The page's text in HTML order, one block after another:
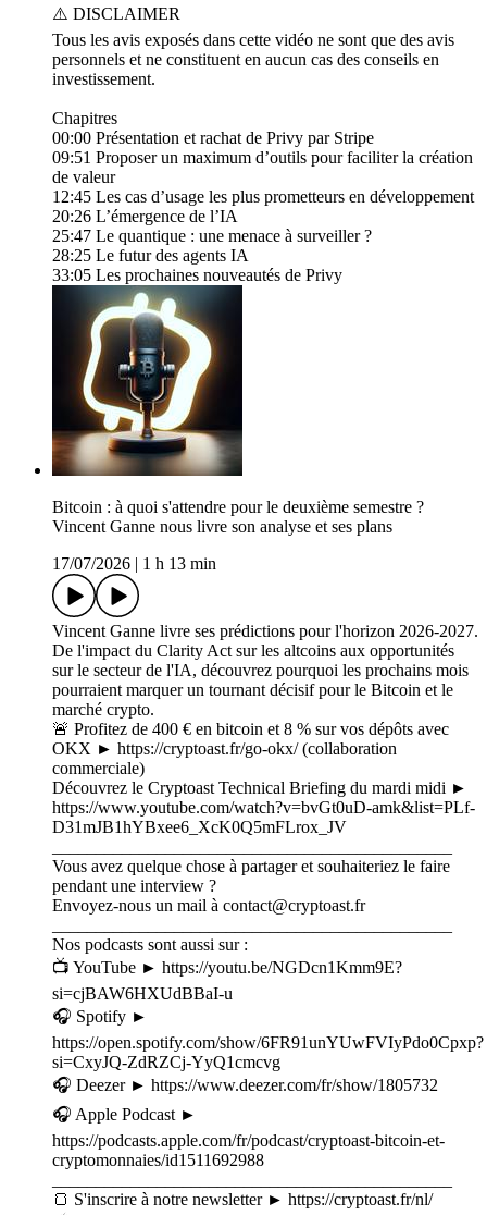
⚠️ DISCLAIMER
Tous les avis exposés dans cette vidéo ne sont que des avis
personnels et ne constituent en aucun cas des conseils en
investissement.
Chapitres
00:00 Présentation et rachat de Privy par Stripe
09:51 Proposer un maximum d’outils pour faciliter la création
de valeur
12:45 Les cas d’usage les plus prometteurs en développement
20:26 L’émergence de l’IA
25:47 Le quantique : une menace à surveiller ?
28:25 Le futur des agents IA
33:05 Les prochaines nouveautés de Privy
Bitcoin : à quoi s'attendre pour le deuxième semestre ?
Vincent Ganne nous livre son analyse et ses plans
17/07/2026 | 1 h 13 min
Vincent Ganne livre ses prédictions pour l'horizon 2026-2027.
De l'impact du Clarity Act sur les altcoins aux opportunités
sur le secteur de l'IA, découvrez pourquoi les prochains mois
pourraient marquer un tournant décisif pour le Bitcoin et le
marché crypto.
🚨 Profitez de 400 € en bitcoin et 8 % sur vos dépôts avec
OKX ► https://cryptoast.fr/go-okx/ (collaboration
commerciale)
Découvrez le Cryptoast Technical Briefing du mardi midi ►
https://www.youtube.com/watch?v=bvGt0uD-amk&list=PLf-
D31mJB1hYBxee6_XcK0Q5mFLrox_JV
Vous avez quelque chose à partager et souhaiteriez le faire
pendant une interview ?
Envoyez-nous un mail à ⁠⁠⁠⁠⁠⁠⁠⁠⁠contact@cryptoast.fr⁠⁠⁠⁠⁠⁠⁠⁠⁠
Nos podcasts sont aussi sur :
📺 YouTube ► ⁠⁠⁠⁠⁠⁠⁠⁠⁠⁠⁠⁠⁠⁠⁠⁠https://youtu.be/NGDcn1Kmm9E?
si=cjBAW6HXUdBBaI-u⁠⁠⁠⁠⁠⁠⁠⁠⁠⁠⁠⁠⁠⁠⁠⁠
🎧 Spotify ►
⁠⁠⁠⁠⁠⁠⁠⁠⁠⁠⁠⁠⁠⁠⁠⁠https://open.spotify.com/show/6FR91unYUwFVIyPdo0Cpxp?
si=CxyJQ-ZdRZCj-YyQ1cmcvg⁠⁠⁠⁠⁠⁠⁠⁠⁠⁠⁠⁠⁠⁠⁠⁠
🎧 Deezer ► ⁠⁠⁠⁠⁠⁠⁠⁠⁠⁠⁠⁠⁠⁠⁠⁠https://www.deezer.com/fr/show/1805732⁠⁠⁠⁠⁠⁠⁠⁠⁠⁠⁠⁠⁠⁠⁠⁠
🎧 Apple Podcast ►
⁠⁠⁠⁠⁠⁠⁠⁠⁠⁠⁠⁠⁠⁠⁠⁠https://podcasts.apple.com/fr/podcast/cryptoast-bitcoin-et-
cryptomonnaies/id1511692988⁠⁠⁠⁠⁠⁠⁠⁠⁠⁠⁠⁠⁠⁠⁠⁠
🍞 S'inscrire à notre newsletter ► ⁠⁠⁠⁠⁠⁠https://cryptoast.fr/nl/⁠⁠⁠⁠⁠⁠